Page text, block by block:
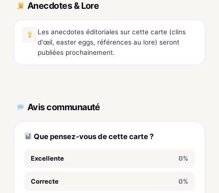
Anecdotes & Lore
Les anecdotes éditoriales sur cette carte (clins
d'œil, easter eggs, références au lore) seront
publiées prochainement.
Avis communauté
Que pensez-vous de cette carte ?
Excellente 0%
Correcte 0%